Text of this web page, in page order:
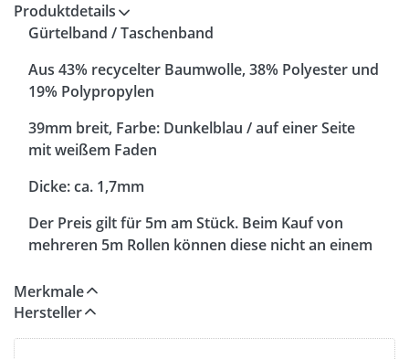
Produktdetails
Gürtelband / Taschenband
Aus 43% recycelter Baumwolle, 38% Polyester und
19% Polypropylen
39mm breit, Farbe: Dunkelblau / auf einer Seite
mit weißem Faden
Dicke: ca. 1,7mm
Der Preis gilt für 5m am Stück. Beim Kauf von
mehreren 5m Rollen können diese nicht an einem
Merkmale
Hersteller